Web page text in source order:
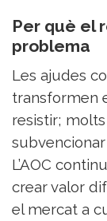
Per què el
problema
Les ajudes
transformen
resistir;
L’AOC
crear valor
el mercat a